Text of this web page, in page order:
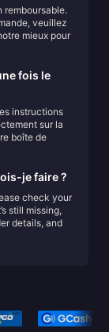
remboursable.
veuillez
mieux pour
fois le
instructions
sur la
boîte de
je faire ?
check your
still missing,
details, and